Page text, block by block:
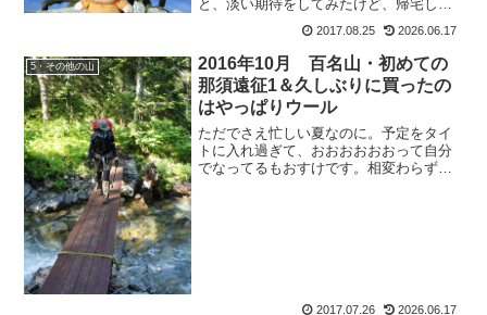
と、淡い期待をしてみたけど、帰宅して
ま。子供の頃に読んだ童話で、一番好き
なのがグリム童話の「小人と靴屋」で
す。寝ている間に宿題片付けてくれ...
2017.08.25 2026.06.17
5・その他の山
2016年10月 百名山・初めての
那須遠征1＆久しぶりに買ったの
はやっぱりウール
ただでさえ忙しい夏なのに。予定をタイ
トに入れ過ぎて、おおおおおおって自分
でなってるもおすけです。相変わらず猪
2017.07.26 2026.06.17